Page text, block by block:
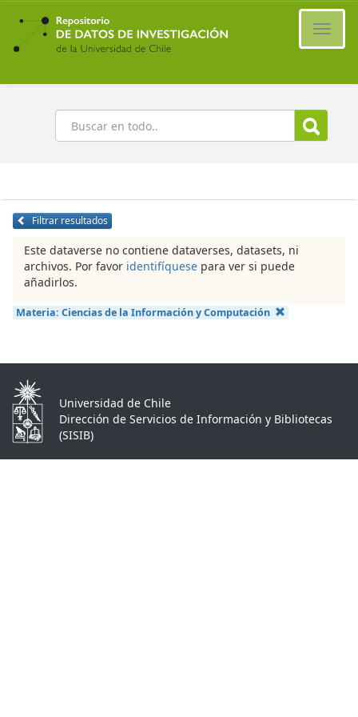
Ir
contenido
principal
Buscar
Filtrar resultados
Este dataverse no contiene dataverses, datasets, ni
archivos. Por favor identifíquese para ver si puede
añadirlos.
Materia: Ciencias de la Información y Computación
Universidad de Chile
Dirección de Servicios de Información y Bibliotecas
(SISIB)